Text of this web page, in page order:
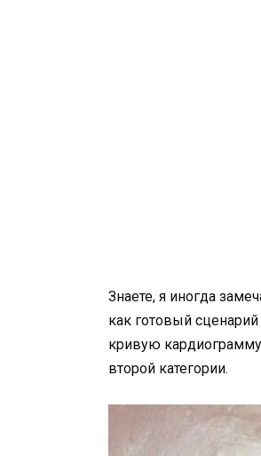
Знаете, я иногда
как готовый
кривую
второй категории.